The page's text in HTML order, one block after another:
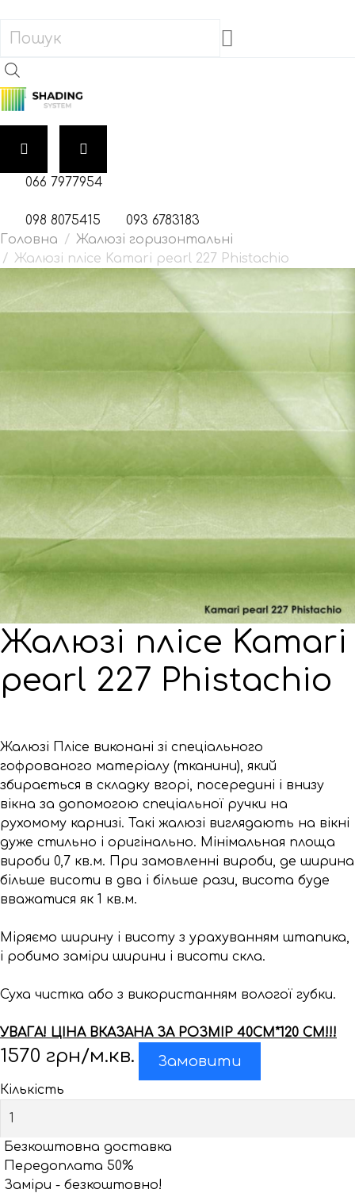
066 7977954
098 8075415
093 6783183
Жалюзі горизонтальні
Жалюзі плісе Kamari pearl 227 Phistachio
Жалюзі плісе Kamari
pearl 227 Phistachio
Жалюзі Плісе виконані зі спеціального
гофрованого матеріалу (тканини), який
збирається в складку вгорі, посередині і внизу
вікна за допомогою спеціальної ручки на
рухомому карнизі. Такі жалюзі виглядають на вікні
дуже стильно і оригінально. Мінімальная площа
вироби 0,7 кв.м. При замовленні вироби, де ширина
більше висоти в два і більше рази, висота буде
вважатися як 1 кв.м.
Міряємо ширину і висоту з урахуванням штапика,
і робимо заміри ширини і висоти скла.
Суха чистка або з використанням вологої губки.
УВАГА! ЦІНА ВКАЗАНА ЗА РОЗМІР 40СМ*120 СМ!!!
1570 грн/м.кв. Замовити
Кількість
Безкоштовна доставка
Передоплата 50%
Заміри - безкоштовно!